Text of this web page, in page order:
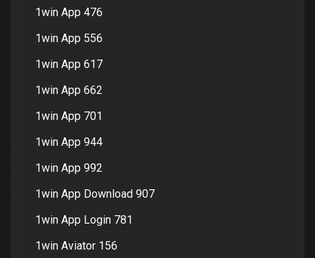
1win App 476
1win App 556
1win App 617
1win App 662
1win App 701
1win App 944
1win App 992
1win App Download 907
1win App Login 781
1win Aviator 156